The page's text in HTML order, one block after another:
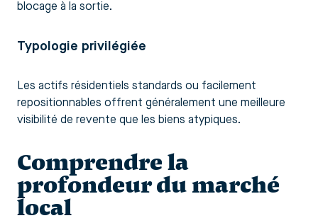
blocage à la sortie.
Typologie privilégiée
Les actifs résidentiels standards ou facilement
repositionnables offrent généralement une meilleure
visibilité de revente que les biens atypiques.
Comprendre la
profondeur du marché
local